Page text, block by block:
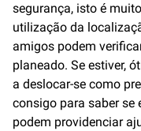
segurança, isto é
utilização da
amigos podem
planeado. Se estiver,
a deslocar-se como
consigo para saber se
podem providenciar